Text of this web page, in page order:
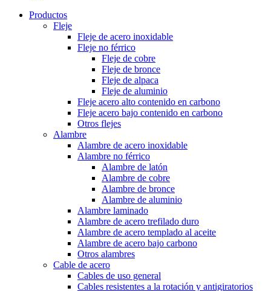
Productos
Fleje
Fleje de acero inoxidable
Fleje no férrico
Fleje de cobre
Fleje de bronce
Fleje de alpaca
Fleje de aluminio
Fleje acero alto contenido en carbono
Fleje acero bajo contenido en carbono
Otros flejes
Alambre
Alambre de acero inoxidable
Alambre no férrico
Alambre de latón
Alambre de cobre
Alambre de bronce
Alambre de aluminio
Alambre laminado
Alambre de acero trefilado duro
Alambre de acero templado al aceite
Alambre de acero bajo carbono
Otros alambres
Cable de acero
Cables de uso general
Cables resistentes a la rotación y antigiratorios